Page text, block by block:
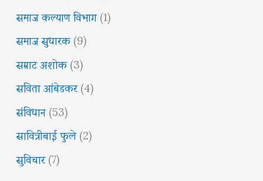
समाज कल्याण विभाग(1)
समाज सुधारक(9)
सम्राट अशोक(3)
सविता आंबेडकर(4)
संविधान(53)
सावित्रीबाई फुले(2)
सुविचार(7)